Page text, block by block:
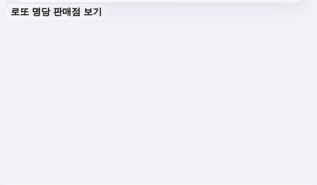
로또 명당 판매점 보기